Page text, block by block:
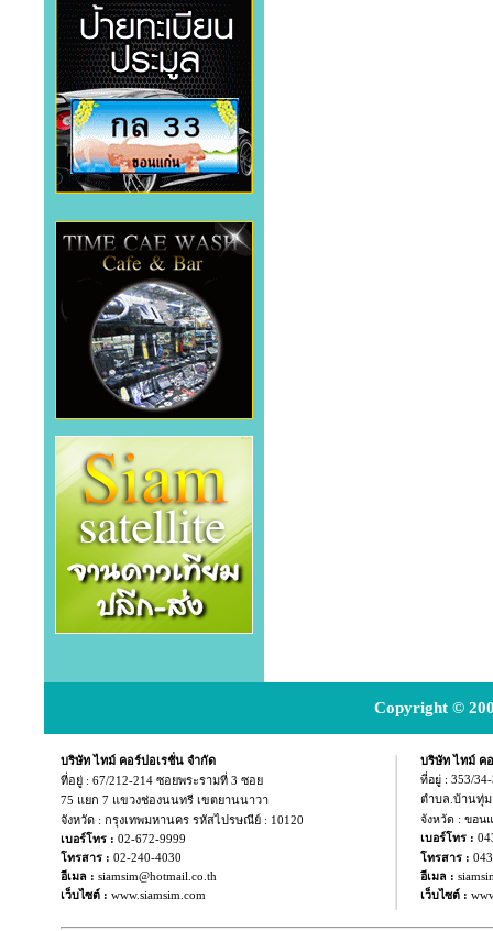
Copyright ©
บริษัท ไทม์ คอร์ปอเรชั่น จำกัด
ที่อยู่ : 67/212-214 ซอยพระรามที่ 3 ซอย
75 แยก 7 แขวงช่องนนทรี เขตยานนาวา
จังหวัด : กรุงเทพมหานคร รหัสไปรษณีย์ : 10120
เบอร์โทร : 02-672-9999
โทรสาร : 02-240-4030
อีเมล : siamsim@hotmail.co.th
เว็บไซต์ : www.siamsim.com
บริษัท ไทม์ ค
ที่อยู่ : 353/
ตำบล.บ้านทุ่
จังหวัด : ขอน
เบอร์โทร :
โทรสาร :
อีเมล :
เว็บไซต์ :